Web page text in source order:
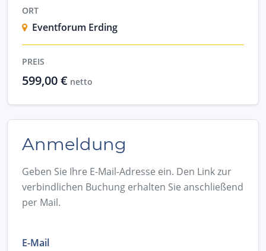
ORT
Eventforum Erding
PREIS
599,00 € netto
Anmeldung
Geben Sie Ihre E-Mail-Adresse ein. Den Link zur
verbindlichen Buchung erhalten Sie anschließend
per Mail.
E-Mail